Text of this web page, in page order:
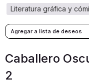
literatura gráfica y
Caballero
2